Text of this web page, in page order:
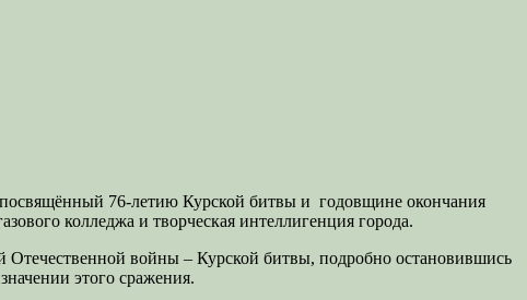
76-летию Курской битвы и годовщине окончания
колледжа и творческая интеллигенция города.
войны – Курской битвы, подробно остановившись
этого сражения.